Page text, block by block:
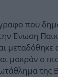
που
Ένωση
μεταδόθηκε
μακράν ο
της